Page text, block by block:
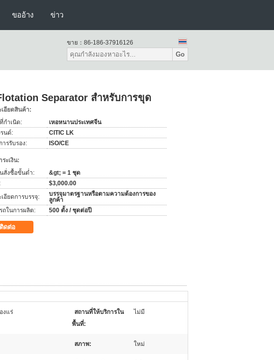
ขออ้าง ข่าว
ขาย： 86-186-37916126
Go
Separator สำหรับการขุด
เอียดสินค้า:
กำเนิด:
เหอหนานประเทศจีน
นด์:
CITIC LK
ารรับรอง:
ISO/CE
ระเงิน:
สั่งซื้อขั้นต่ำ:
&gt; = 1 ชุด
$3,000.00
เอียดการบรรจุ:
บรรจุมาตรฐานหรือตามความต้องการของ
ลูกค้า
ถในการผลิต:
500 ตั้ง / ชุดต่อปี
ติดต่อ
งแร่
สถานที่ให้บริการใน
พื้นที่:
ไม่มี
สภาพ: ใหม่